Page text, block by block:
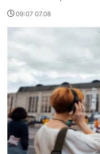
09:07 07.08